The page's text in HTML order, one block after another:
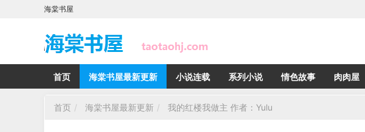
海棠书屋
首页 海棠书屋最新更新 小说连载 系列小说 情色故事 肉肉屋
首页 海棠书屋最新更新 我的红楼我做主 作者：Yulu